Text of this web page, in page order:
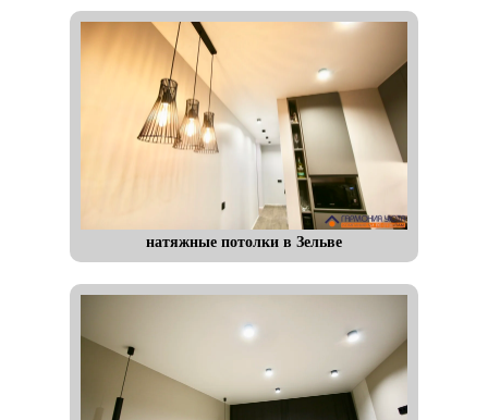
натяжные потолки в Зельве